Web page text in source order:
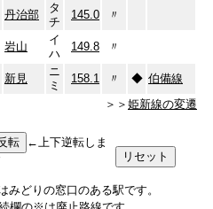
丹治部
タ
チ
145.0 〃
岩山
イ
ハ
149.8 〃
新見
ニ
ミ
158.1 〃 ◆ 伯備線
＞＞ 姫新線の変遷
←上下逆転しま
みどりの窓口のある駅です。